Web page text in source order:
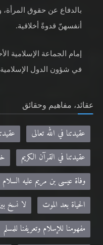
بالدفاع عن حقوق
أنفسهنّ قدوةً أخلاقية.
إمام الجماعة الإسلامية
في شؤون الدول الإسلامية
عقائد، مفاهيم وحقائق
عقيدتنا في الله تعالى
عقيدتنا في القرآن الكريم
وفاة عيسى بن مريم عليه السلام
الحياة بعد الموت
لا نسخ
مفهومنا للإسلام وتعريفنا للمسلم